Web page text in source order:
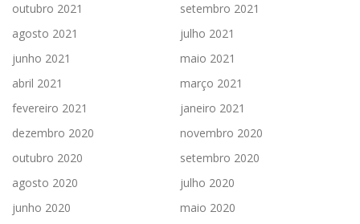
outubro 2021
setembro 2021
agosto 2021
julho 2021
junho 2021
maio 2021
abril 2021
março 2021
fevereiro 2021
janeiro 2021
dezembro 2020
novembro 2020
outubro 2020
setembro 2020
agosto 2020
julho 2020
junho 2020
maio 2020